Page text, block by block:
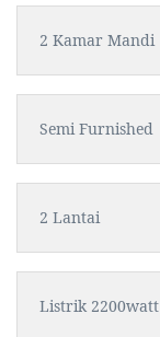
2 Kamar Mandi
Semi Furnished
2 Lantai
Listrik 2200watt